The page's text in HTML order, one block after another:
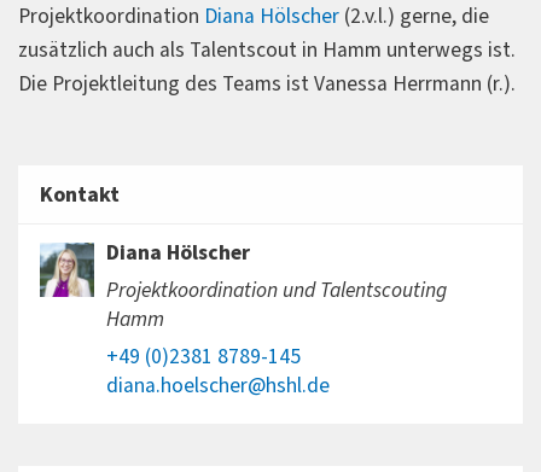
Projektkoordination Diana Hölscher (2.v.l.) gerne, die
zusätzlich auch als Talentscout in Hamm unterwegs ist.
Die Projektleitung des Teams ist Vanessa Herrmann (r.).
Kontakt
Diana Hölscher
Projektkoordination und Talentscouting
Hamm
+49 (0)2381 8789-145
diana.hoelscher@hshl.de